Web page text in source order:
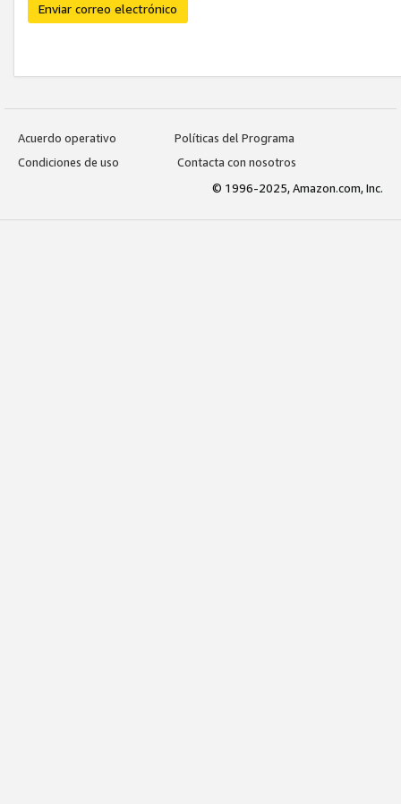
Enviar correo electrónico
Acuerdo operativo
Políticas del Programa
Condiciones de uso
Contacta con nosotros
© 1996-2025, Amazon.com, Inc.